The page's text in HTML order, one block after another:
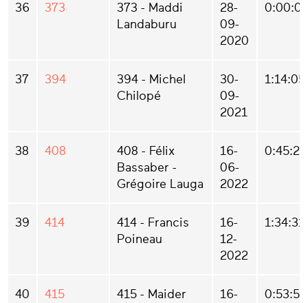
36 373
373 - Maddi
Landaburu
28-
09-
2020
37 394
394 - Michel
Chilopé
30-
09-
2021
1:14:05
38 408
408 - Félix
Bassaber -
Grégoire Lauga
16-
06-
2022
0:45:21
39 414
414 - Francis
Poineau
16-
12-
2022
1:34:31
40 415 415 - Maider 16- 0:53:51